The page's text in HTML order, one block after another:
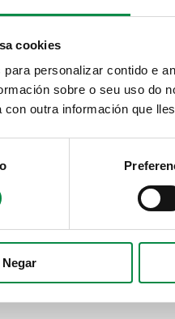
cookies
personalizar contido e
sobre o seu uso do
con outra información que
Negar
925